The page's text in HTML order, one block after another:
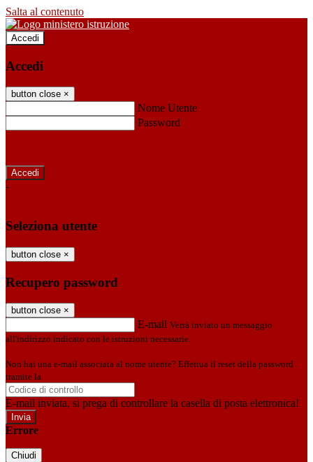
Salta al contenuto
Accedi
Accedi
button close ×
Nome Utente
Password
-
Seleziona utente
button close ×
Recupero password
button close ×
E-mail Verrà inviato un messaggio
all'indirizzo indicato con le istruzioni necessarie.
Non hai una e-mail associata al nome utente? Effettua il reset della password
tramite la
E-mail inviata, si prega di controllare la casella di posta elettronica!
Errore
Chiudi